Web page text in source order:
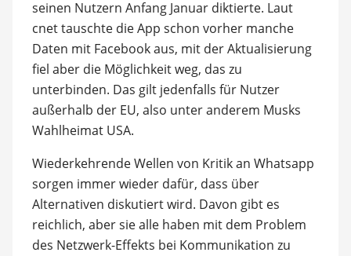
seinen Nutzern Anfang Januar diktierte. Laut
cnet tauschte die App schon vorher manche
Daten mit Facebook aus, mit der Aktualisierung
fiel aber die Möglichkeit weg, das zu
unterbinden. Das gilt jedenfalls für Nutzer
außerhalb der EU, also unter anderem Musks
Wahlheimat USA.
Wiederkehrende Wellen von Kritik an Whatsapp
sorgen immer wieder dafür, dass über
Alternativen diskutiert wird. Davon gibt es
reichlich, aber sie alle haben mit dem Problem
des Netzwerk-Effekts bei Kommunikation zu